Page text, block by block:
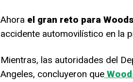
Ahora el gran reto para
accidente automovilístico en la
Mientras, las autoridades del
Angeles, concluyeron que